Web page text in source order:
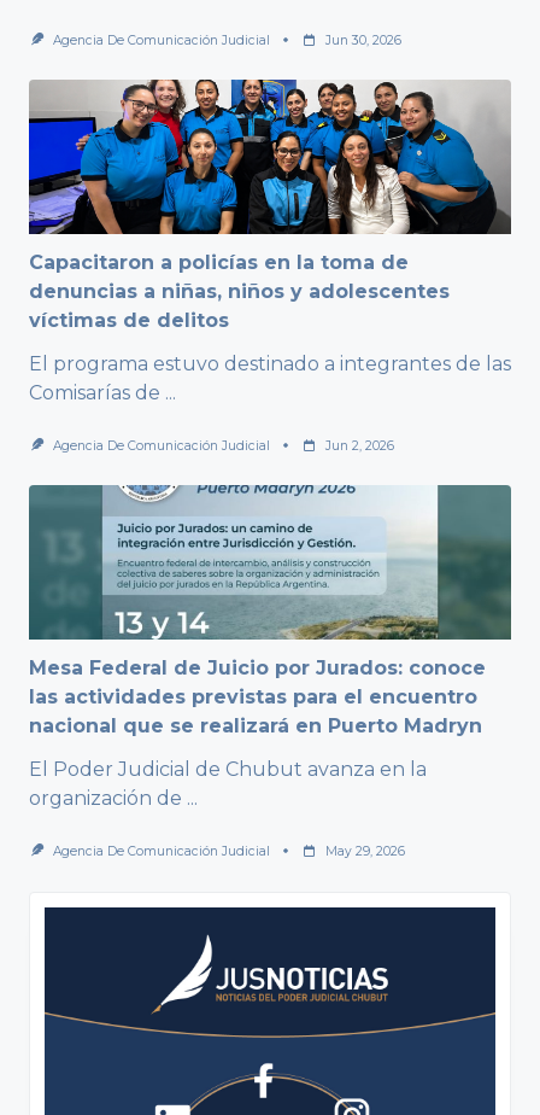
Agencia De Comunicación Judicial Jun 30, 2026
Capacitaron a policías en la toma de
denuncias a niñas, niños y adolescentes
víctimas de delitos
El programa estuvo destinado a integrantes de las
Comisarías de ...
Agencia De Comunicación Judicial Jun 2, 2026
Mesa Federal de Juicio por Jurados: conoce
las actividades previstas para el encuentro
nacional que se realizará en Puerto Madryn
El Poder Judicial de Chubut avanza en la
organización de ...
Agencia De Comunicación Judicial May 29, 2026